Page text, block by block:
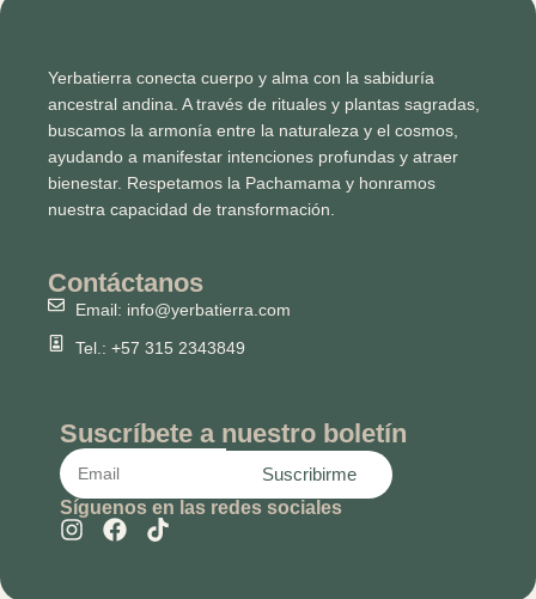
Yerbatierra conecta cuerpo y alma con la sabiduría
ancestral andina. A través de rituales y plantas sagradas,
buscamos la armonía entre la naturaleza y el cosmos,
ayudando a manifestar intenciones profundas y atraer
bienestar. Respetamos la Pachamama y honramos
nuestra capacidad de transformación.
Contáctanos
Email: info@yerbatierra.com
Tel.: +57 315 2343849
Suscríbete a nuestro boletín
Suscribirme
Síguenos en las redes sociales